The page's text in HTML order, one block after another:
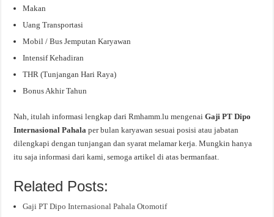
Makan
Uang Transportasi
Mobil / Bus Jemputan Karyawan
Intensif Kehadiran
THR (Tunjangan Hari Raya)
Bonus Akhir Tahun
Nah, itulah informasi lengkap dari Rmhamm.lu mengenaiGaji PT Dipo
Internasional Pahalaper bulan karyawan sesuai posisi atau jabatan
dilengkapi dengan tunjangan dan syarat melamar kerja. Mungkin hanya
itu saja informasi dari kami, semoga artikel di atas bermanfaat.
Related Posts:
Gaji PT Dipo Internasional Pahala Otomotif